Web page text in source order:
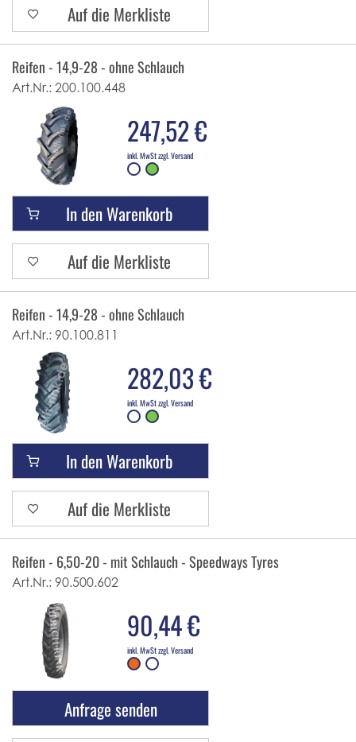
Auf die Merkliste
Reifen - 14,9-28 - ohne Schlauch
Art.Nr.: 200.100.448
247,52 €
inkl. MwSt zzgl. Versand
In den Warenkorb
Auf die Merkliste
Reifen - 14,9-28 - ohne Schlauch
Art.Nr.: 90.100.811
282,03 €
inkl. MwSt zzgl. Versand
In den Warenkorb
Auf die Merkliste
Reifen - 6,50-20 - mit Schlauch - Speedways Tyres
Art.Nr.: 90.500.602
90,44 €
inkl. MwSt zzgl. Versand
Anfrage senden